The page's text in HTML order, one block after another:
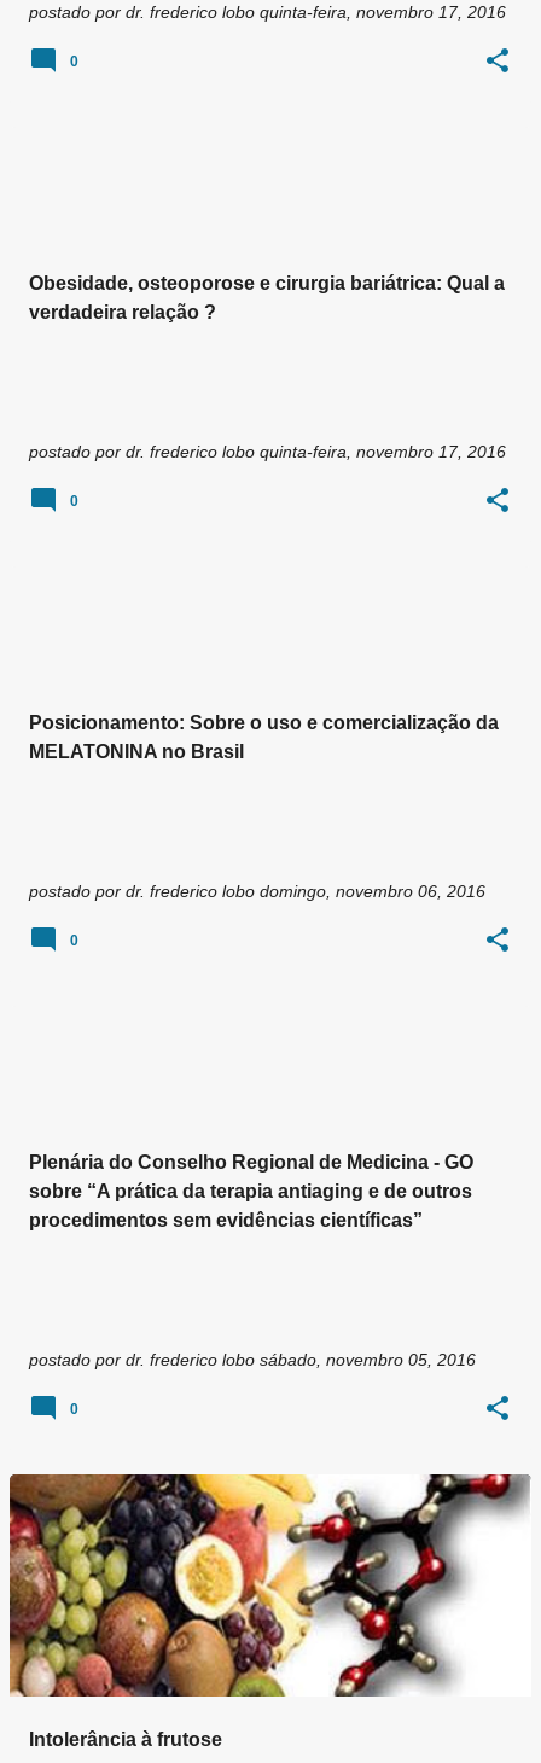
postado por dr. frederico lobo quinta-feira, novembro 17, 2016
0
Obesidade, osteoporose e cirurgia bariátrica: Qual a
verdadeira relação ?
postado por dr. frederico lobo quinta-feira, novembro 17, 2016
0
Posicionamento: Sobre o uso e comercialização da
MELATONINA no Brasil
postado por dr. frederico lobo domingo, novembro 06, 2016
0
Plenária do Conselho Regional de Medicina - GO
sobre “A prática da terapia antiaging e de outros
procedimentos sem evidências científicas”
postado por dr. frederico lobo sábado, novembro 05, 2016
0
Intolerância à frutose